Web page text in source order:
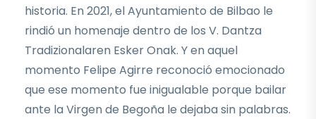
historia. En 2021, el Ayuntamiento de Bilbao le
rindió un homenaje dentro de los V. Dantza
Tradizionalaren Esker Onak. Y en aquel
momento Felipe Agirre reconoció emocionado
que ese momento fue inigualable porque bailar
ante la Virgen de Begoña le dejaba sin palabras.